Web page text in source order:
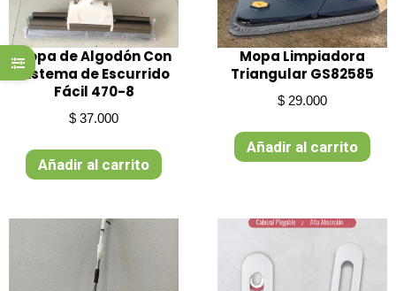
Mopa de Algodón Con
Sistema de Escurrido
Fácil 470-8
$ 37.000
Añadir al carrito
Mopa Limpiadora
Triangular GS82585
$ 29.000
Añadir al carrito